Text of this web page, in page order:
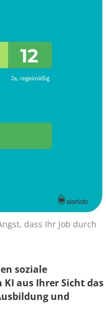
dass Ihr Job durch
soziale
aus Ihrer Sicht das
und